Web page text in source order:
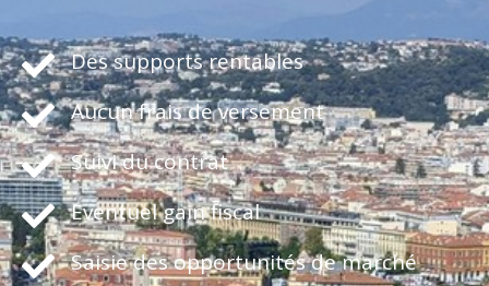
Des supports rentables
Aucun frais de versement
Suivi du contrat
Eventuel gain fiscal
Saisie des opportunités de marché